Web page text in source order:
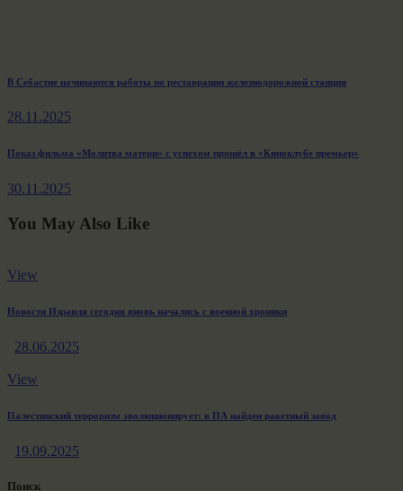
Навигация
по
Previous
В Себастие начинаются работы по реставрации железнодорожной станции
28.11.2025
Next
Показ фильма «Молитва матери» с успехом прошёл в «Киноклубе премьер»
30.11.2025
You May Also Like
View
Новости Израиля сегодня вновь начались с военной хроники
28.06.2025
View
Палестинский терроризм эволюционирует: в ПА найден ракетный завод
19.09.2025
Поиск